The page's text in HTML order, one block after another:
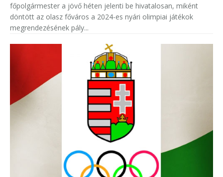
főpolgármester a jövő héten jelenti be hivatalosan, miként
döntött az olasz főváros a 2024-es nyári olimpiai játékok
megrendezésének pály...